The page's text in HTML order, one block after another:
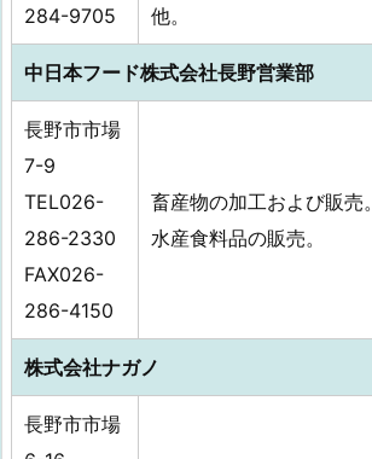
284-9705
他。
中日本フード株式会社長野営業部
長野市市場
7-9
TEL026-
286-2330
FAX026-
286-4150
畜産物の加工および販売。
水産食料品の販売。
株式会社ナガノ
長野市市場